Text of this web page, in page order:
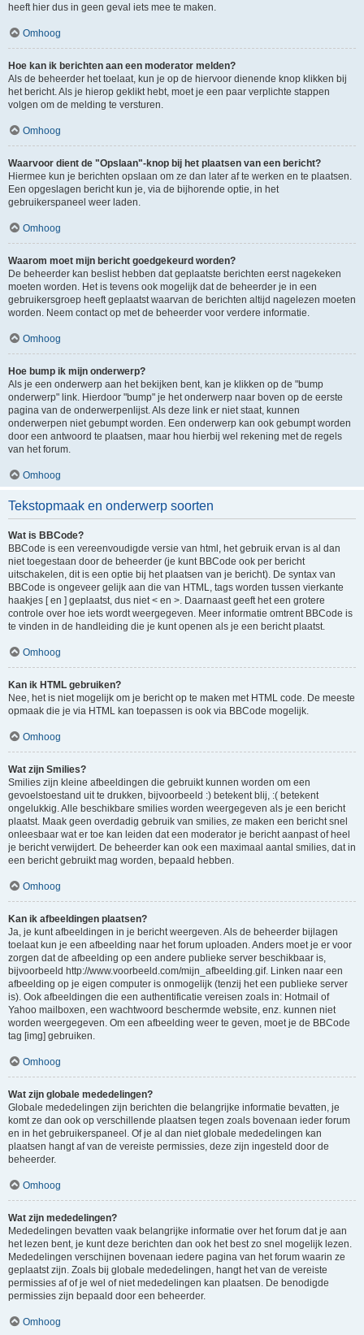
heeft hier dus in geen geval iets mee te maken.
Omhoog
Hoe kan ik berichten aan een moderator melden?
Als de beheerder het toelaat, kun je op de hiervoor dienende knop klikken bij
het bericht. Als je hierop geklikt hebt, moet je een paar verplichte stappen
volgen om de melding te versturen.
Omhoog
Waarvoor dient de "Opslaan"-knop bij het plaatsen van een bericht?
Hiermee kun je berichten opslaan om ze dan later af te werken en te plaatsen.
Een opgeslagen bericht kun je, via de bijhorende optie, in het
gebruikerspaneel weer laden.
Omhoog
Waarom moet mijn bericht goedgekeurd worden?
De beheerder kan beslist hebben dat geplaatste berichten eerst nagekeken
moeten worden. Het is tevens ook mogelijk dat de beheerder je in een
gebruikersgroep heeft geplaatst waarvan de berichten altijd nagelezen moeten
worden. Neem contact op met de beheerder voor verdere informatie.
Omhoog
Hoe bump ik mijn onderwerp?
Als je een onderwerp aan het bekijken bent, kan je klikken op de "bump
onderwerp" link. Hierdoor "bump" je het onderwerp naar boven op de eerste
pagina van de onderwerpenlijst. Als deze link er niet staat, kunnen
onderwerpen niet gebumpt worden. Een onderwerp kan ook gebumpt worden
door een antwoord te plaatsen, maar hou hierbij wel rekening met de regels
van het forum.
Omhoog
Tekstopmaak en onderwerp soorten
Wat is BBCode?
BBCode is een vereenvoudigde versie van html, het gebruik ervan is al dan
niet toegestaan door de beheerder (je kunt BBCode ook per bericht
uitschakelen, dit is een optie bij het plaatsen van je bericht). De syntax van
BBCode is ongeveer gelijk aan die van HTML, tags worden tussen vierkante
haakjes [ en ] geplaatst, dus niet < en >. Daarnaast geeft het een grotere
controle over hoe iets wordt weergegeven. Meer informatie omtrent BBCode is
te vinden in de handleiding die je kunt openen als je een bericht plaatst.
Omhoog
Kan ik HTML gebruiken?
Nee, het is niet mogelijk om je bericht op te maken met HTML code. De meeste
opmaak die je via HTML kan toepassen is ook via BBCode mogelijk.
Omhoog
Wat zijn Smilies?
Smilies zijn kleine afbeeldingen die gebruikt kunnen worden om een
gevoelstoestand uit te drukken, bijvoorbeeld :) betekent blij, :( betekent
ongelukkig. Alle beschikbare smilies worden weergegeven als je een bericht
plaatst. Maak geen overdadig gebruik van smilies, ze maken een bericht snel
onleesbaar wat er toe kan leiden dat een moderator je bericht aanpast of heel
je bericht verwijdert. De beheerder kan ook een maximaal aantal smilies, dat in
een bericht gebruikt mag worden, bepaald hebben.
Omhoog
Kan ik afbeeldingen plaatsen?
Ja, je kunt afbeeldingen in je bericht weergeven. Als de beheerder bijlagen
toelaat kun je een afbeelding naar het forum uploaden. Anders moet je er voor
zorgen dat de afbeelding op een andere publieke server beschikbaar is,
bijvoorbeeld http://www.voorbeeld.com/mijn_afbeelding.gif. Linken naar een
afbeelding op je eigen computer is onmogelijk (tenzij het een publieke server
is). Ook afbeeldingen die een authentificatie vereisen zoals in: Hotmail of
Yahoo mailboxen, een wachtwoord beschermde website, enz. kunnen niet
worden weergegeven. Om een afbeelding weer te geven, moet je de BBCode
tag [img] gebruiken.
Omhoog
Wat zijn globale mededelingen?
Globale mededelingen zijn berichten die belangrijke informatie bevatten, je
komt ze dan ook op verschillende plaatsen tegen zoals bovenaan ieder forum
en in het gebruikerspaneel. Of je al dan niet globale mededelingen kan
plaatsen hangt af van de vereiste permissies, deze zijn ingesteld door de
beheerder.
Omhoog
Wat zijn mededelingen?
Mededelingen bevatten vaak belangrijke informatie over het forum dat je aan
het lezen bent, je kunt deze berichten dan ook het best zo snel mogelijk lezen.
Mededelingen verschijnen bovenaan iedere pagina van het forum waarin ze
geplaatst zijn. Zoals bij globale mededelingen, hangt het van de vereiste
permissies af of je wel of niet mededelingen kan plaatsen. De benodigde
permissies zijn bepaald door een beheerder.
Omhoog